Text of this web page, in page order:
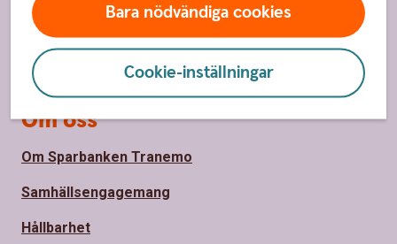
Bara nödvändiga cookies
Cookie-inställningar
Bli kund
Priser, räntor och kurser
Om oss
Om Sparbanken Tranemo
Samhällsengagemang
Hållbarhet